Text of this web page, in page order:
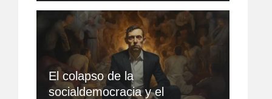
El colapso de la
socialdemocracia y el